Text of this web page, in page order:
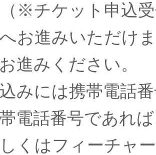
（※チケット申込
お進みいただけ
進みください。
みには携帯電話
電話番号であれ
くはフィーチャ